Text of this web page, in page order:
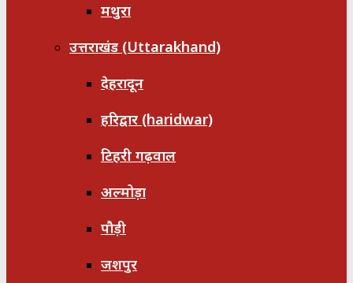
मथुरा
उत्तराखंड (Uttarakhand)
देहरादून
हरिद्वार (haridwar)
टिहरी गढ़वाल
अल्मोड़ा
पौड़ी
जशपुर